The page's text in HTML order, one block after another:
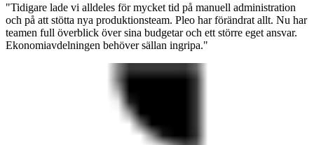
"Tidigare lade vi alldeles för mycket tid på manuell administration
och på att stötta nya produktionsteam. Pleo har förändrat allt. Nu har
teamen full överblick över sina budgetar och ett större eget ansvar.
Ekonomiavdelningen behöver sällan ingripa."